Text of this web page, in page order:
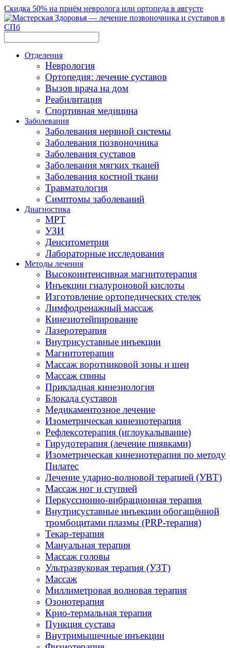
Скидка 50% на приём невролога или ортопеда в августе
Отделения
Неврология
Ортопедия: лечение суставов
Вызов врача на дом
Реабилитация
Спортивная медицина
Заболевания
Заболевания нервной системы
Заболевания позвоночника
Заболевания суставов
Заболевания мягких тканей
Заболевания костной ткани
Травматология
Симптомы заболеваний
Диагностика
МРТ
УЗИ
Денситометрия
Лабораторные исследования
Методы лечения
Высокоинтенсивная магнитотерапия
Инъекции гиалуроновой кислоты
Изготовление ортопедических стелек
Лимфодренажный массаж
Кинезиотейпирование
Лазеротерапия
Внутрисуставные инъекции
Магнитотерапия
Массаж воротниковой зоны и шеи
Массаж спины
Прикладная кинезиология
Блокада суставов
Медикаментозное лечение
Изометрическая кинезиотерапия
Рефлексотерапия (иглоукалывание)
Гирудотерапия (лечение пиявками)
Изометрическая кинезиотерапия по методу
Пилатес
Лечение ударно-волновой терапией (УВТ)
Массаж ног и ступней
Перкуссионно-вибрационная терапия
Внутрисуставные инъекции обогащённой
тромбоцитами плазмы (PRP-терапия)
Текар-терапия
Мануальная терапия
Массаж головы
Ультразвуковая терапия (УЗТ)
Массаж
Миллиметровая волновая терапия
Озонотерапия
Крио-термальная терапия
Пункция сустава
Внутримышечные инъекции